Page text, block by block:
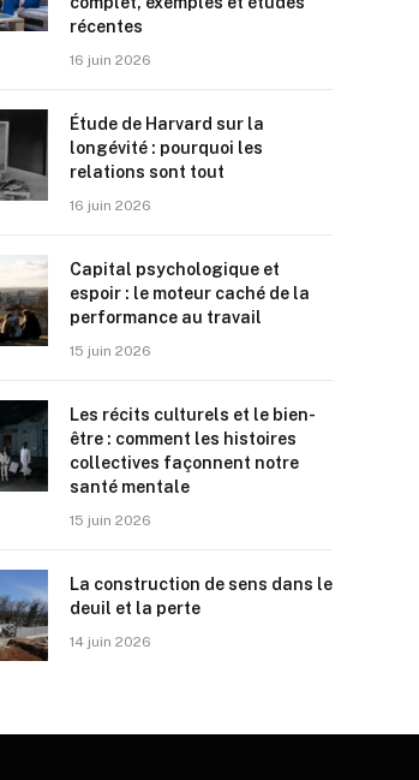
récentes
16 juin 2026
Étude de Harvard sur la
longévité : pourquoi les
relations sont tout
16 juin 2026
Capital psychologique et
espoir : le moteur caché de la
performance au travail
15 juin 2026
Les récits culturels et le bien-
être : comment les histoires
collectives façonnent notre
santé mentale
15 juin 2026
La construction de sens dans le
deuil et la perte
14 juin 2026